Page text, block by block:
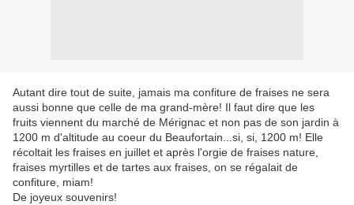
Autant dire tout de suite, jamais ma confiture de fraises ne sera
aussi bonne que celle de ma grand-mère! Il faut dire que les
fruits viennent du marché de Mérignac et non pas de son jardin à
1200 m d'altitude au coeur du Beaufortain...si, si, 1200 m! Elle
récoltait les fraises en juillet et après l'orgie de fraises nature,
fraises myrtilles et de tartes aux fraises, on se régalait de
confiture, miam!
De joyeux souvenirs!